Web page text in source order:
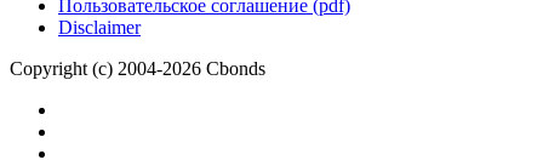
Пользовательское соглашение (pdf)
Disclaimer
Copyright (c) 2004-2026 Cbonds